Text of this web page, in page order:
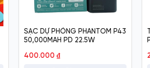
SẠC DỰ PHÒNG PHANTOM P43
50,000MAH PD 22.5W
400.000 ₫